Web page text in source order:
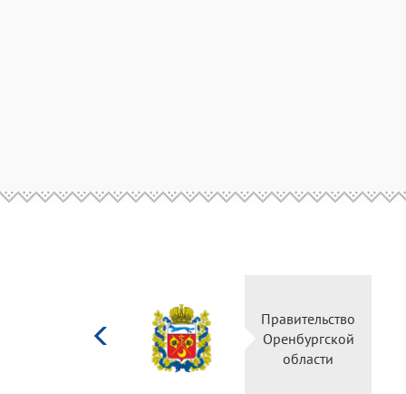
Министерство
культуры
Российской
федерации